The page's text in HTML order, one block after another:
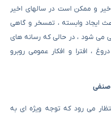
و ممکن است در سالهای اخیر
ایجاد وابسته ، تمسخر و گاهی
می شود ، در حالی که رسانه های
، افترا و افکار عمومی روبرو
صنفی
می رود که توجه ویژه ای به